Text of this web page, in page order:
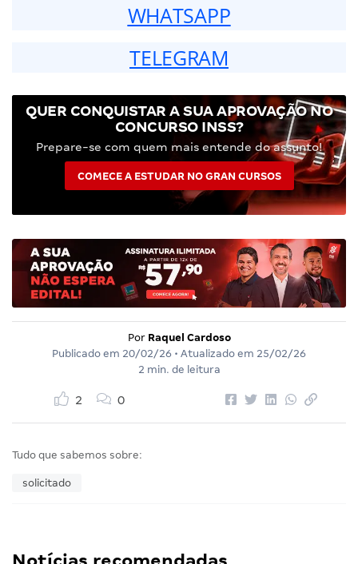
WHATSAPP
TELEGRAM
QUER CONQUISTAR A SUA APROVAÇÃO NO
CONCURSO INSS?
Prepare-se com quem mais entende do assunto!
COMECE A ESTUDAR NO GRAN CURSOS
Por Raquel Cardoso
Publicado em 20/02/26 • Atualizado em 25/02/26
2 min. de leitura
2 0
Tudo que sabemos sobre:
solicitado